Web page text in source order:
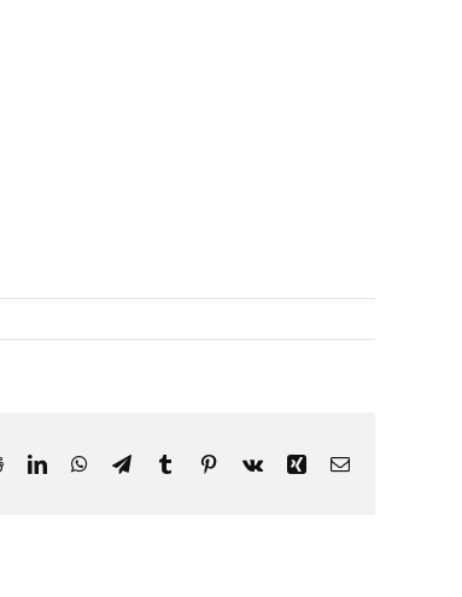
RedditLinkedInWhatsApp
TelegramTumblrPinterest
Vk Xing Email